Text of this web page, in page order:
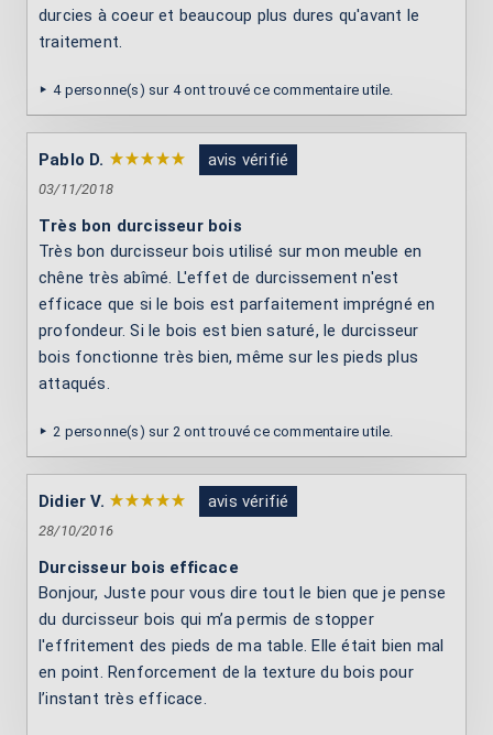
durcies à coeur et beaucoup plus dures qu'avant le
traitement.
4 personne(s) sur 4 ont trouvé ce commentaire utile.
Pablo D. avis vérifié
03/11/2018
Très bon durcisseur bois
Très bon durcisseur bois utilisé sur mon meuble en
chêne très abîmé. L'effet de durcissement n'est
efficace que si le bois est parfaitement imprégné en
profondeur. Si le bois est bien saturé, le durcisseur
bois fonctionne très bien, même sur les pieds plus
attaqués.
2 personne(s) sur 2 ont trouvé ce commentaire utile.
Didier V. avis vérifié
28/10/2016
Durcisseur bois efficace
Bonjour, Juste pour vous dire tout le bien que je pense
du durcisseur bois qui m’a permis de stopper
l'effritement des pieds de ma table. Elle était bien mal
en point. Renforcement de la texture du bois pour
l’instant très efficace.